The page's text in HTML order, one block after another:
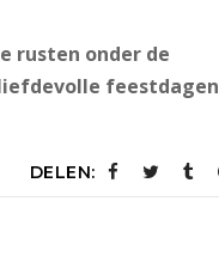
rusten onder de
feestdagen
DELEN: